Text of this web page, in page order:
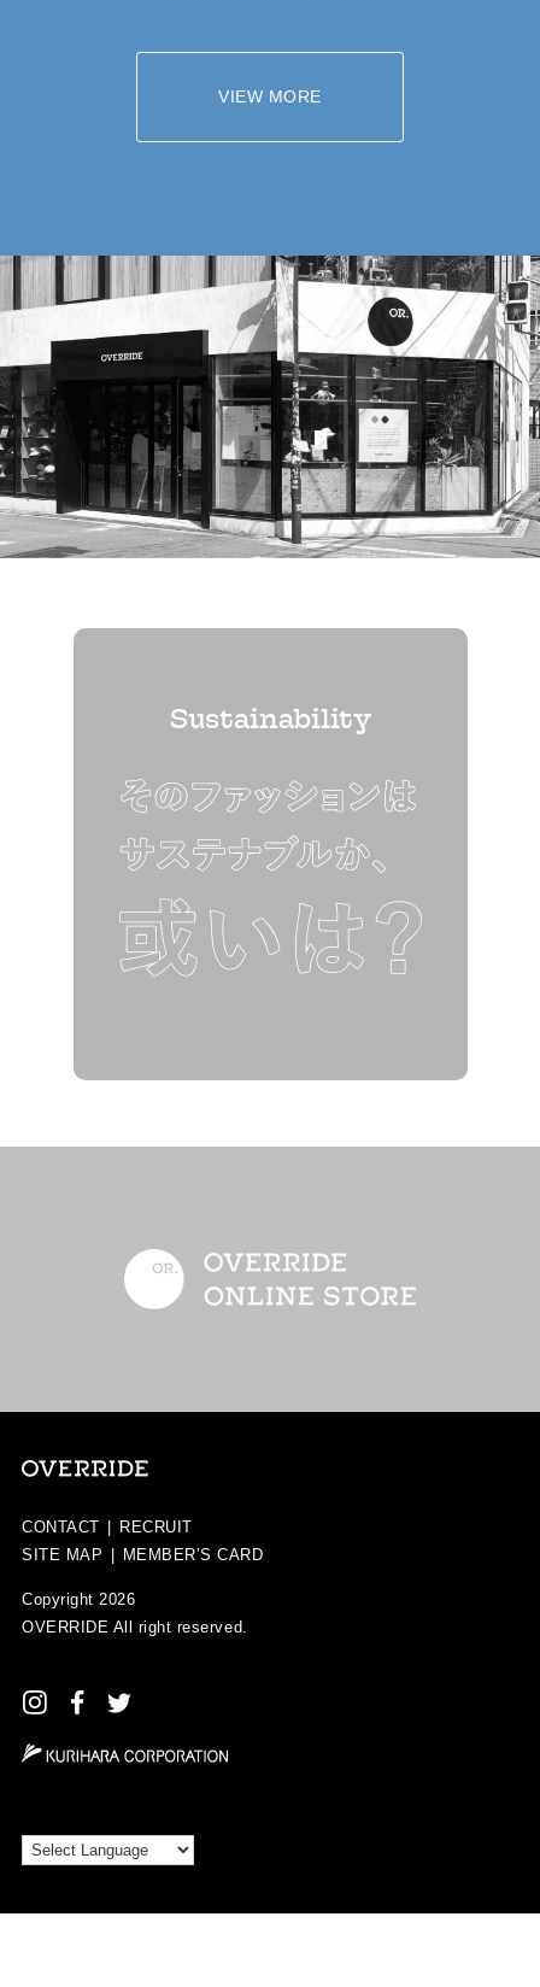
VIEW MORE
Sustainability
CONTACT
RECRUIT
SITE MAP
MEMBER’S CARD
Copyright 2026
OVERRIDE All right reserved.